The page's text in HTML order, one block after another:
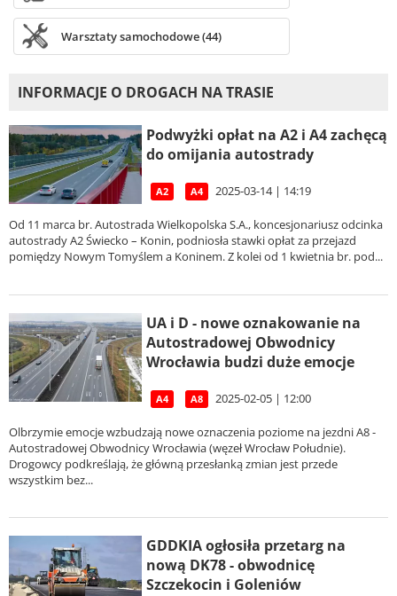
Warsztaty samochodowe (44)
INFORMACJE O DROGACH NA TRASIE
Podwyżki opłat na A2 i A4 zachęcą
do omijania autostrady
A2 A4 2025-03-14 | 14:19
Od 11 marca br. Autostrada Wielkopolska S.A., koncesjonariusz odcinka
autostrady A2 Świecko – Konin, podniosła stawki opłat za przejazd
pomiędzy Nowym Tomyślem a Koninem. Z kolei od 1 kwietnia br. pod...
UA i D - nowe oznakowanie na
Autostradowej Obwodnicy
Wrocławia budzi duże emocje
A4 A8 2025-02-05 | 12:00
Olbrzymie emocje wzbudzają nowe oznaczenia poziome na jezdni A8 -
Autostradowej Obwodnicy Wrocławia (węzeł Wrocław Południe).
Drogowcy podkreślają, że główną przesłanką zmian jest przede
wszystkim bez...
GDDKIA ogłosiła przetarg na
nową DK78 - obwodnicę
Szczekocin i Goleniów